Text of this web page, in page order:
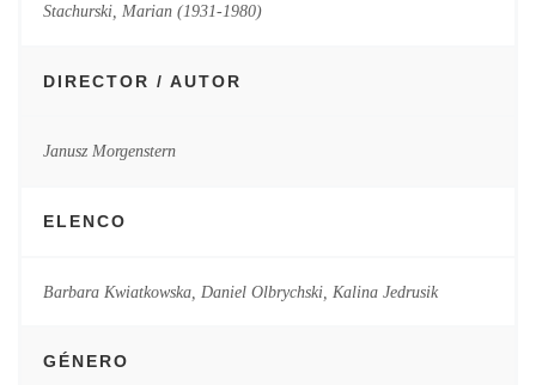
Stachurski, Marian (1931-1980)
DIRECTOR / AUTOR
Janusz Morgenstern
ELENCO
Barbara Kwiatkowska, Daniel Olbrychski, Kalina Jedrusik
GÉNERO